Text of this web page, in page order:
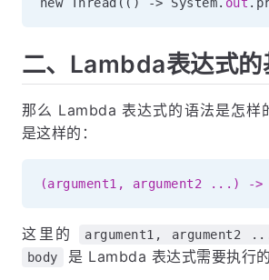
二、Lambda表达式的
那么 Lambda 表达式的语法是怎样
是这样的：
(argument1, argument2 ...) ->
这里的 argument1, argument2
body 是 Lambda 表达式需要执行的